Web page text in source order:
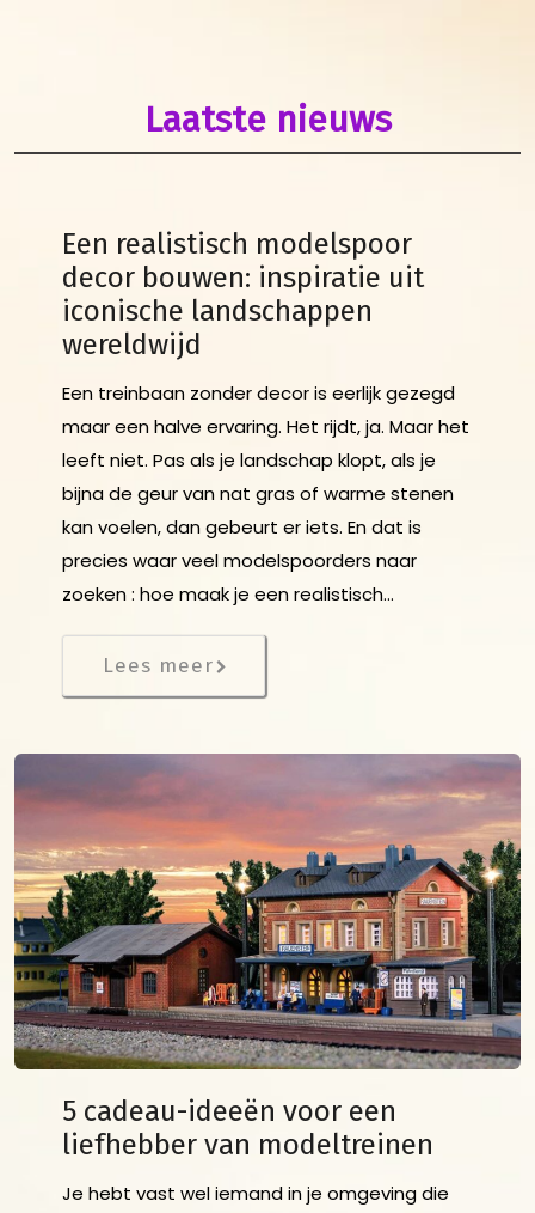
Laatste nieuws
Een realistisch modelspoor
decor bouwen: inspiratie uit
iconische landschappen
wereldwijd
Een treinbaan zonder decor is eerlijk gezegd
maar een halve ervaring. Het rijdt, ja. Maar het
leeft niet. Pas als je landschap klopt, als je
bijna de geur van nat gras of warme stenen
kan voelen, dan gebeurt er iets. En dat is
precies waar veel modelspoorders naar
zoeken : hoe maak je een realistisch…
Lees meer
5 cadeau-ideeën voor een
liefhebber van modeltreinen
Je hebt vast wel iemand in je omgeving die